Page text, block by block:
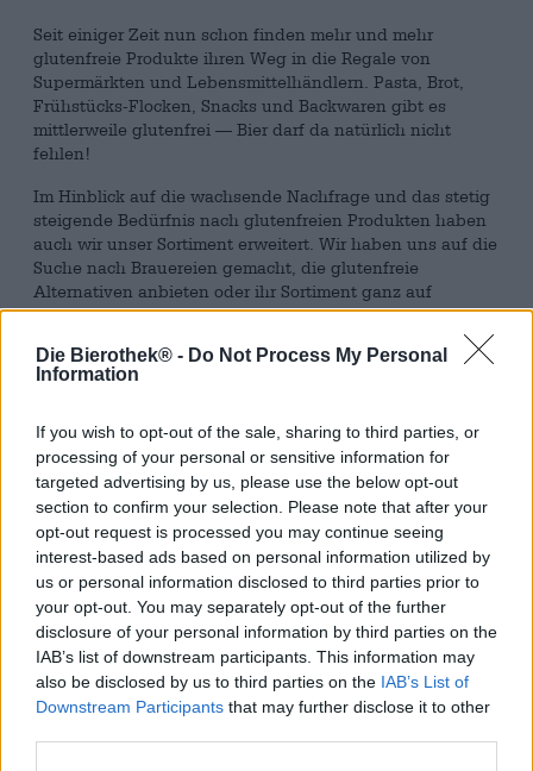
Die Bierothek® - Do Not Process My Personal
Information
If you wish to opt-out of the sale, sharing to third parties, or
processing of your personal or sensitive information for
targeted advertising by us, please use the below opt-out
section to confirm your selection. Please note that after your
opt-out request is processed you may continue seeing
interest-based ads based on personal information utilized by
us or personal information disclosed to third parties prior to
your opt-out. You may separately opt-out of the further
disclosure of your personal information by third parties on the
IAB’s list of downstream participants. This information may
also be disclosed by us to third parties on the IAB’s List of
Downstream Participants that may further disclose it to other
Seit einiger Zeit nun schon finden mehr und mehr
glutenfreie Produkte ihren Weg in die Regale von
Supermärkten und Lebensmittelhändlern. Pasta, Brot,
Frühstücks-Flocken, Snacks und Backwaren gibt es
mittlerweile glutenfrei — Bier darf da natürlich nicht
fehlen!
Im Hinblick auf die wachsende Nachfrage und das stetig
steigende Bedürfnis nach glutenfreien Produkten haben
auch wir unser Sortiment erweitert. Wir haben uns auf die
Suche nach Brauereien gemacht, die glutenfreie
Alternativen anbieten oder ihr Sortiment ganz auf
glutenfreie Biere umgestellt haben und sind fündig
geworden: Zahllose Brauer haben sich der Herstellung
glutenfreier Biere gewidmet und den Biermarkt um einige
Allergiker-freundliche Biere reicher gemacht. Unser
ganze Reihe feinster Biere vor, die von Allergikern,
Glutenunverträglichen und herkömmlichen Bierfreunden
gleichermaßen genossen werden können. Alle Biere sind
glutenfrei und begeistern zudem mit ihrem
ausgezeichneten Geschmack. Verzicht ist nicht gleich
Verzicht, denn nur weil Du freiwillig oder unfreiwillig auf
Gluten verzichtest, heißt das nicht, dass Du auf gutes Bier
verzichten musst. Unsere Auswahl glutenfreier Bier-
Kreationen beweist, dass geschmacksintensive,
vollmundige, runde und süffige Biere auch ganz ohne
Gluten auskommen.
Ein Gewinn für die Bierwelt und alle, die auf Gluten
verzichten müssen oder wollen.